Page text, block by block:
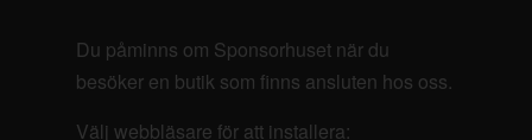
Du påminns om Sponsorhuset när du
besöker en butik som finns ansluten hos oss.
Välj webbläsare för att installera: